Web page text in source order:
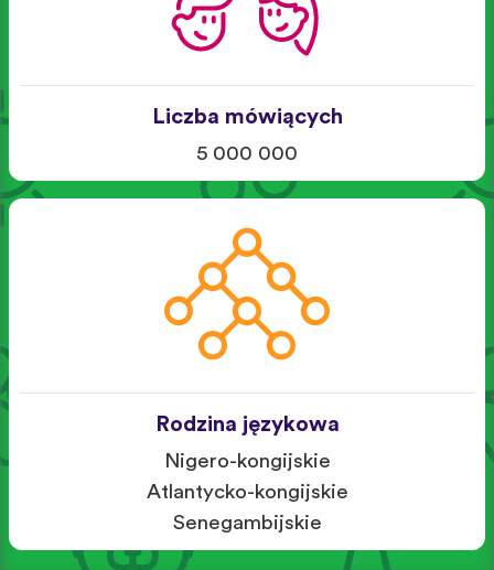
Liczba mówiących
5 000 000
Rodzina językowa
Nigero-kongijskie
Atlantycko-kongijskie
Senegambijskie